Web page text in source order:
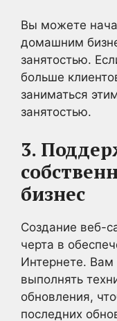
Вы можете
домашним
занятостью.
больше
заниматься
занятостью.
3.
бизнес
Создание веб-
черта в
Интернете.
выполнять
обновления,
последних